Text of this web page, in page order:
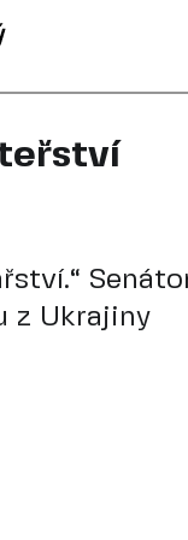
z Ukrajiny